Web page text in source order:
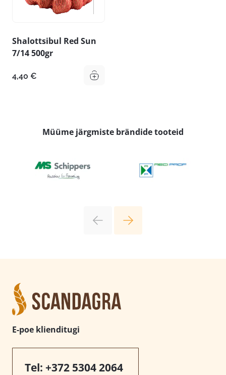
Shalottsibul Red Sun
7/14 500gr
4,40 €
Müüme järgmiste brändide tooteid
E-poe klienditugi
Tel: +372 5304 2064